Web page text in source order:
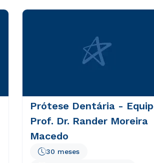
Prótese Dentária -
Prof. Dr. Rander Moreira
Macedo
30 meses